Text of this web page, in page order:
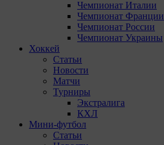
Чемпионат Италии
Чемпионат Франции
Чемпионат России
Чемпионат Украины
Хоккей
Статьи
Новости
Матчи
Турниры
Экстралига
КХЛ
Мини-футбол
Статьи